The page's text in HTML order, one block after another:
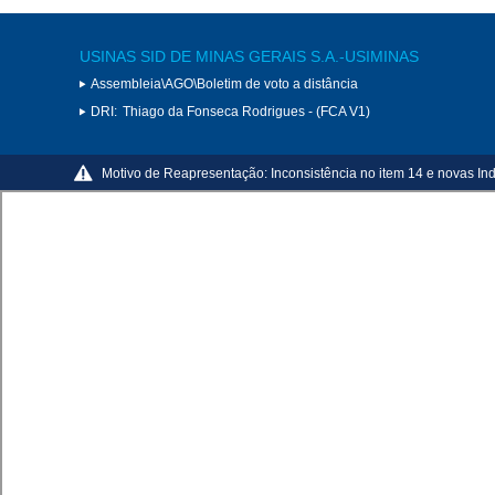
USINAS SID DE MINAS GERAIS S.A.-USIMINAS
Assembleia\AGO\Boletim de voto a distância
DRI: Thiago da Fonseca Rodrigues - (FCA V1)
Motivo de Reapresentação: Inconsistência no item 14 e novas